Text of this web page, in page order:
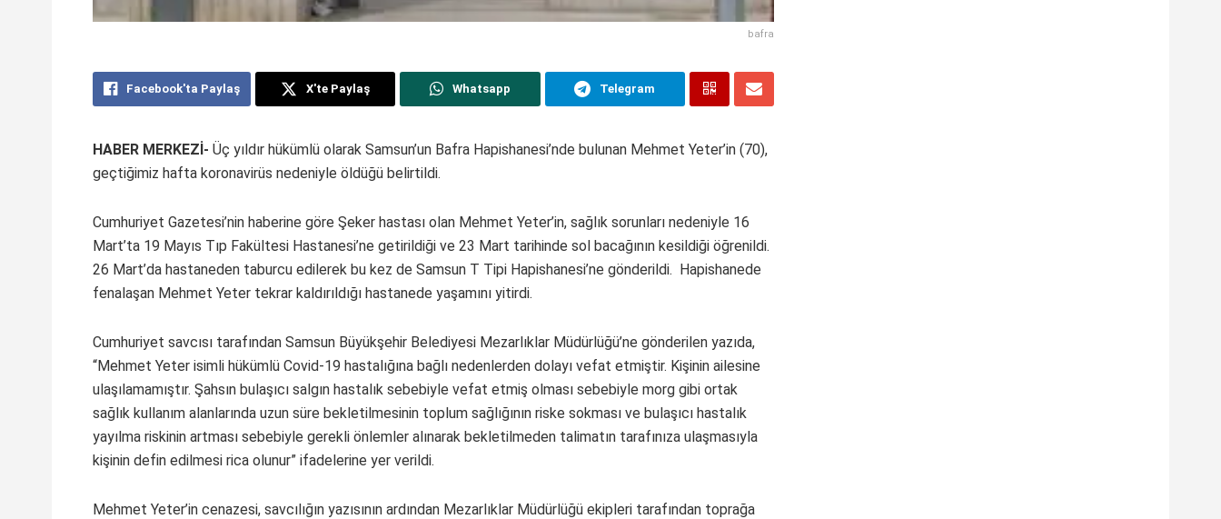
bafra
Facebook'ta Paylaş X'te Paylaş Whatsapp Telegram
HABER MERKEZİ- Üç yıldır hükümlü olarak Samsun’un Bafra Hapishanesi’nde bulunan Mehmet Yeter’in (70),
geçtiğimiz hafta koronavirüs nedeniyle öldüğü belirtildi.
Cumhuriyet Gazetesi’nin haberine göre Şeker hastası olan Mehmet Yeter’in, sağlık sorunları nedeniyle 16
Mart’ta 19 Mayıs Tıp Fakültesi Hastanesi’ne getirildiği ve 23 Mart tarihinde sol bacağının kesildiği öğrenildi.
26 Mart’da hastaneden taburcu edilerek bu kez de Samsun T Tipi Hapishanesi’ne gönderildi. Hapishanede
fenalaşan Mehmet Yeter tekrar kaldırıldığı hastanede yaşamını yitirdi.
Cumhuriyet savcısı tarafından Samsun Büyükşehir Belediyesi Mezarlıklar Müdürlüğü’ne gönderilen yazıda,
“Mehmet Yeter isimli hükümlü Covid-19 hastalığına bağlı nedenlerden dolayı vefat etmiştir. Kişinin ailesine
ulaşılamamıştır. Şahsın bulaşıcı salgın hastalık sebebiyle vefat etmiş olması sebebiyle morg gibi ortak
sağlık kullanım alanlarında uzun süre bekletilmesinin toplum sağlığının riske sokması ve bulaşıcı hastalık
yayılma riskinin artması sebebiyle gerekli önlemler alınarak bekletilmeden talimatın tarafınıza ulaşmasıyla
kişinin defin edilmesi rica olunur” ifadelerine yer verildi.
Mehmet Yeter’in cenazesi, savcılığın yazısının ardından Mezarlıklar Müdürlüğü ekipleri tarafından toprağa